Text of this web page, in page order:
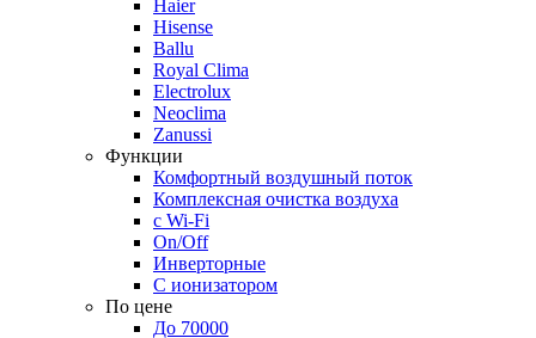
Haier
Hisense
Ballu
Royal Clima
Electrolux
Neoclima
Zanussi
Функции
Комфортный воздушный поток
Комплексная очистка воздуха
с Wi-Fi
On/Off
Инверторные
С ионизатором
По цене
До 70000